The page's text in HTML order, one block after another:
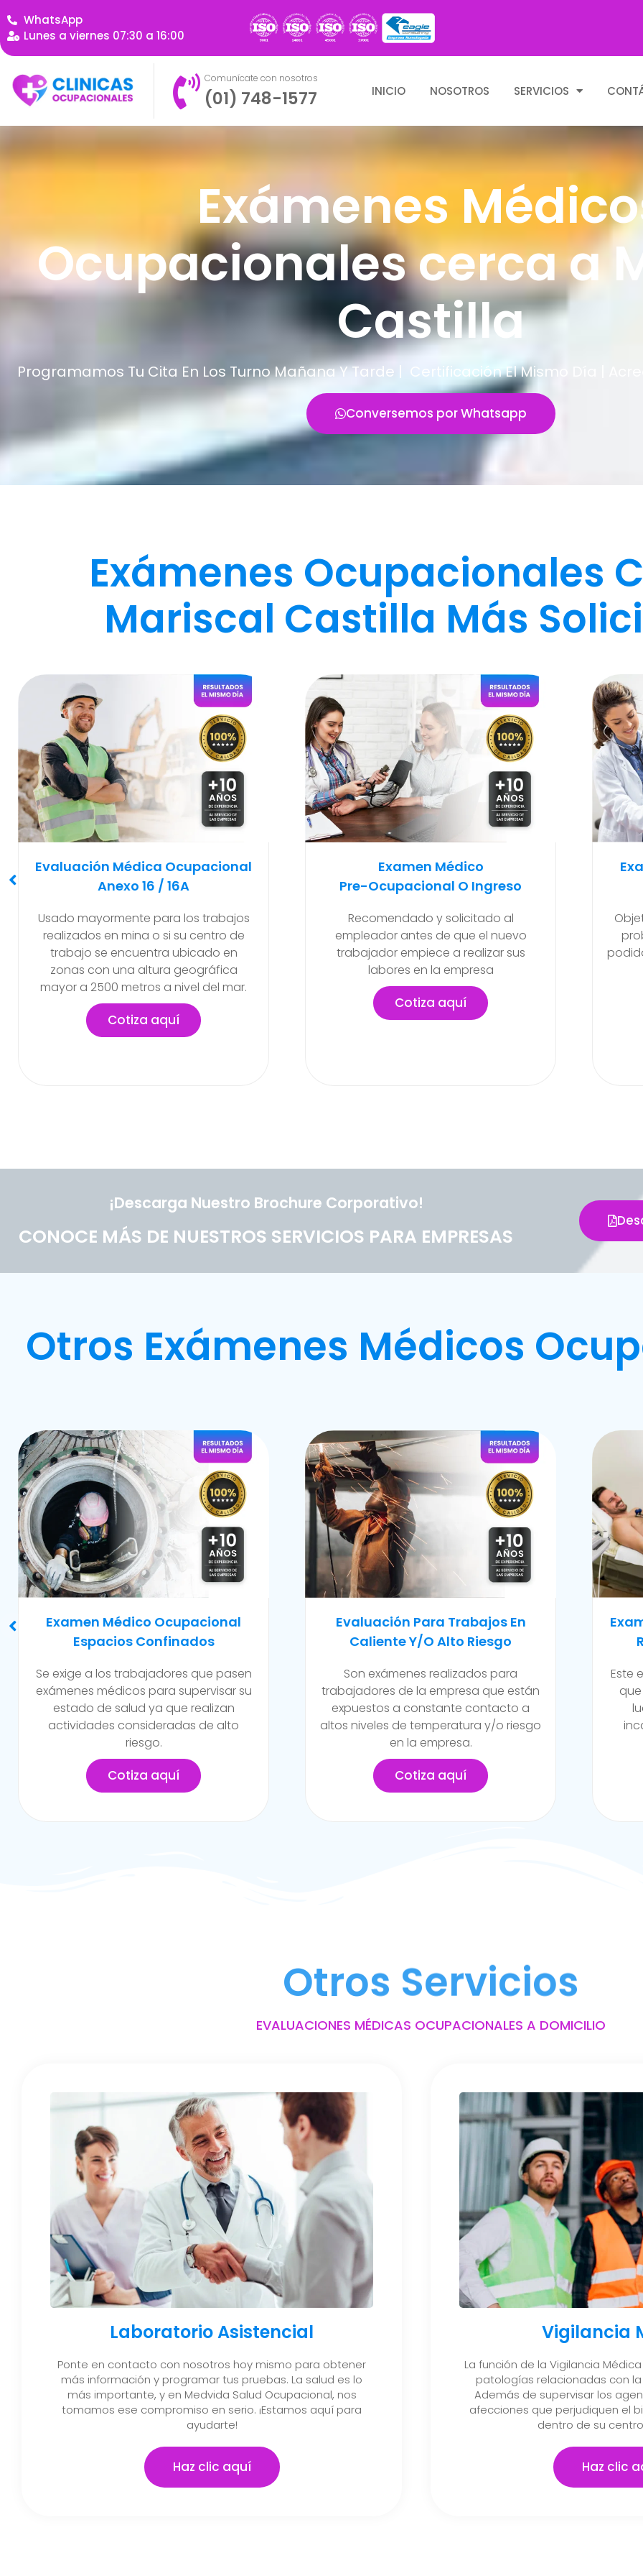
WhatsApp
Lunes a viernes 07:30 a 16:00
Comunícate con nosotros
(01) 748-1577 INICIO NOSOTROS SERVICIOS
Exámenes
Ocupacionales cerca a
Castilla
Programamos Tu Cita En Los Turno Mañana Y Tarde | Certificación El Mismo Día |
Conversemos por Whatsapp
Exámenes Ocupacionales
Mariscal Castilla Más
Examen Médico
Pre-Ocupacional O Ingreso
Recomendado y solicitado al
empleador antes de que el nuevo
trabajador empiece a realizar sus
labores en la empresa
Cotiza aquí
Examen Médico Ocupacional
Periódicos O Anuales
Objetivo de poder detectar si existen
problemas de salud que se hayan
podido generar en el transcurso de sus
actividades
Cotiza aquí
¡Descarga Nuestro Brochure Corporativo!
CONOCE MÁS DE NUESTROS SERVICIOS PARA EMPRESAS
Otros Exámenes Médicos
Evaluación Para Trabajos En
Caliente Y/o Alto Riesgo
Son exámenes realizados para
trabajadores de la empresa que están
expuestos a constante contacto a
altos niveles de temperatura y/o riesgo
en la empresa.
Cotiza aquí
Examen Médico Ocupacional De
Reincorporación Laboral
Este examen se realiza al colaborador
que se incorpora a la organización
luego de haber sufrido alguna
incapacidad temporal propia del
trabajo.
Cotiza aquí
Se
de
Otros Servicios
EVALUACIONES MÉDICAS OCUPACIONALES A DOMICILIO
Laboratorio Asistencial
Ponte en contacto con nosotros hoy mismo para obtener
más información y programar tus pruebas. La salud es lo
más importante, y en Medvida Salud Ocupacional, nos
tomamos ese compromiso en serio. ¡Estamos aquí para
ayudarte!
Haz clic aquí
Vigilancia
La función de la Vigilancia
patologías relacionadas con
Además de supervisar los
afecciones que perjudiquen el
dentro de su
Haz clic